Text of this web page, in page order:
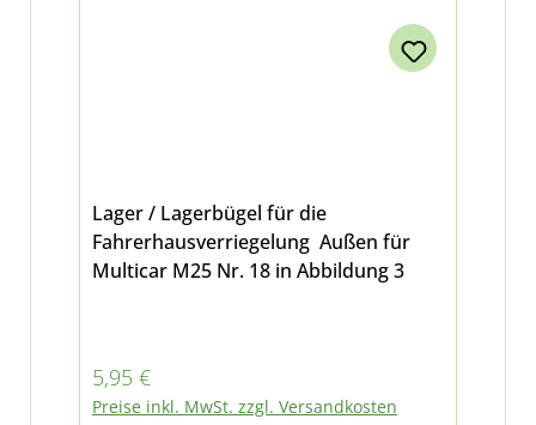
Lager / Lagerbügel für die
Fahrerhausverriegelung Außen für
Multicar M25 Nr. 18 in Abbildung 3
Regulärer Preis:
5,95 €
Preise inkl. MwSt. zzgl. Versandkosten